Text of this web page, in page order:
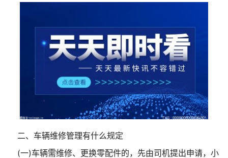
二、车辆维修管理有什么规定
(一)车辆需维修、更换零配件的，先由司机提出申请，小